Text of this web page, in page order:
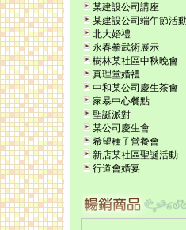
某建設公司講座
某建設公司端午節活
北大婚禮
永春拳武術展示
樹林某社區中秋晚會
真理堂婚禮
中和某公司慶生茶會
家暴中心餐點
聖誕派對
某公司慶生會
希望種子營餐會
新店某社區聖誕活動
行道會婚宴